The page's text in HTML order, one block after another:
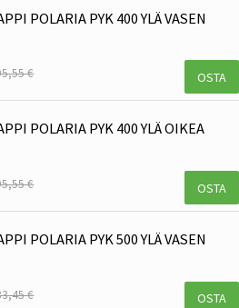
POLARIA PYK 400 YLÄ VASEN
€ OSTA
POLARIA PYK 400 YLÄ OIKEA
€ OSTA
POLARIA PYK 500 YLÄ VASEN
€ OSTA